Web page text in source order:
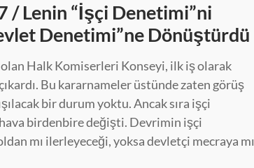
/ Lenin “İşçi Denetimi”ni
Denetimi”ne Dönüştürdü
olan Halk Komiserleri Konseyi, ilk iş olarak
Bu kararnameler üstünde zaten görüş
bir durum yoktu. Ancak sıra işçi
birdenbire değişti. Devrimin işçi
mı ilerleyeceği, yoksa devletçi mecraya mı